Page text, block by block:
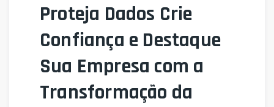
Proteja Dados Crie
Confiança e Destaque
Sua Empresa com a
Transformação da